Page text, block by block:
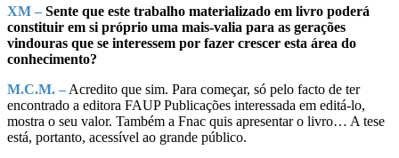
XM – Sente que este trabalho materializado em livro poderá
constituir em si próprio uma mais-valia para as gerações
vindouras que se interessem por fazer crescer esta área do
conhecimento?
M.C.M. – Acredito que sim. Para começar, só pelo facto de ter
encontrado a editora FAUP Publicações interessada em editá-lo,
mostra o seu valor. Também a Fnac quis apresentar o livro… A tese
está, portanto, acessível ao grande público.